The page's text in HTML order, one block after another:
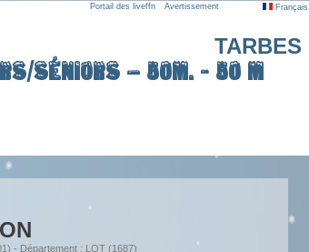
Portail des liveffn Avertissement Français
TARBES
Séniors – 50m. - 50 m
- Département : LOT (1687)